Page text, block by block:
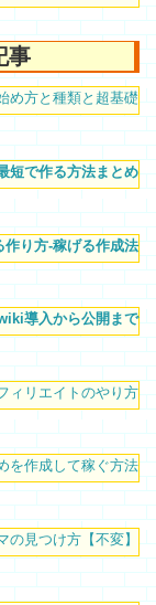
事
め方と種類と超基礎
短で作る方法まとめ
り方-稼げる作成法
導入から公開まで
ィリエイトのやり方
を作成して稼ぐ方法
見つけ方【不変】